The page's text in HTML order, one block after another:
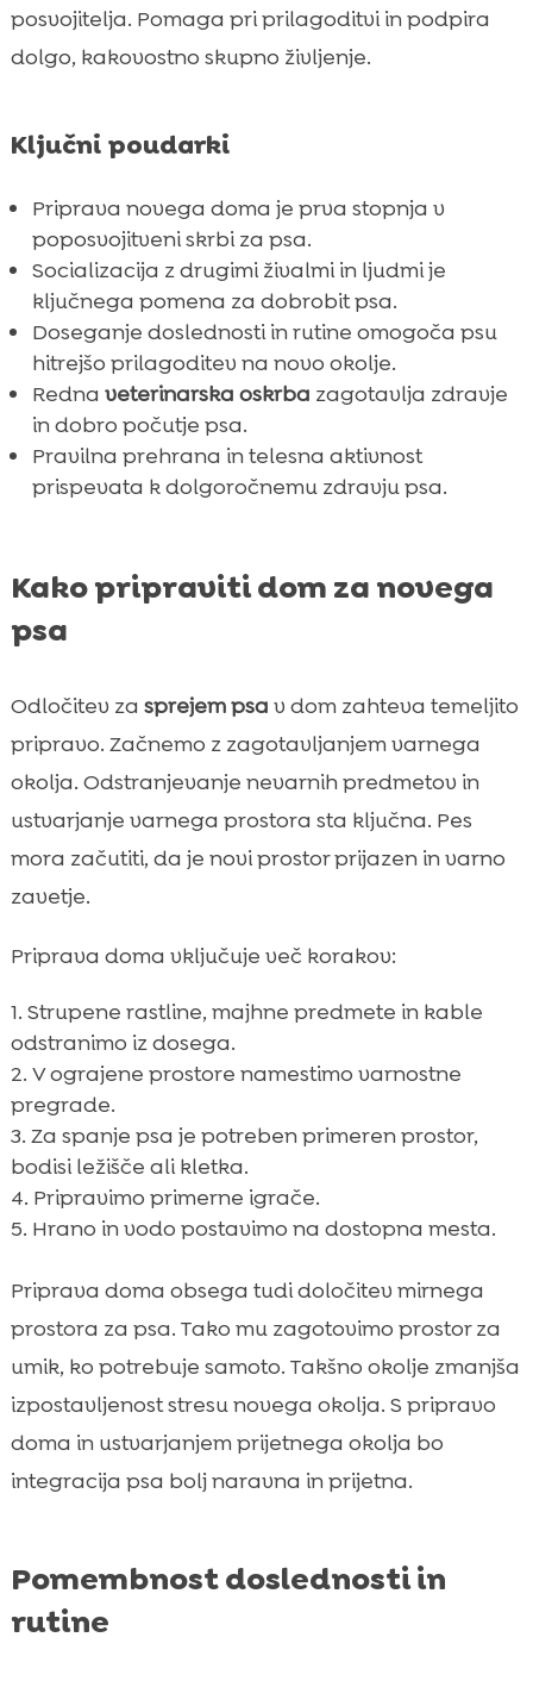
 Razumevanje telesne govorice psa
 Gradnja močne vezi s psom
Prepovedani in nevarni predmeti za psa
 FAQ
posvojitelja. Pomaga pri prilagoditvi in podpira
dolgo, kakovostno skupno življenje.
Ključni poudarki
Priprava novega doma je prva stopnja v
poposvojitveni skrbi za psa.
Socializacija z drugimi živalmi in ljudmi je
ključnega pomena za dobrobit psa.
Doseganje doslednosti in rutine omogoča psu
hitrejšo prilagoditev na novo okolje.
Redna veterinarska oskrba zagotavlja zdravje
in dobro počutje psa.
Pravilna prehrana in telesna aktivnost
prispevata k dolgoročnemu zdravju psa.
Kako pripraviti dom za novega
psa
Odločitev za sprejem psa v dom zahteva temeljito
pripravo. Začnemo z zagotavljanjem varnega
okolja. Odstranjevanje nevarnih predmetov in
ustvarjanje varnega prostora sta ključna. Pes
mora začutiti, da je novi prostor prijazen in varno
zavetje.
Priprava doma vključuje več korakov:
Strupene rastline, majhne predmete in kable
odstranimo iz dosega.
V ograjene prostore namestimo varnostne
pregrade.
Za spanje psa je potreben primeren prostor,
bodisi ležišče ali kletka.
Pripravimo primerne igrače.
Hrano in vodo postavimo na dostopna mesta.
Priprava doma obsega tudi določitev mirnega
prostora za psa. Tako mu zagotovimo prostor za
umik, ko potrebuje samoto. Takšno okolje zmanjša
izpostavljenost stresu novega okolja. S pripravo
doma in ustvarjanjem prijetnega okolja bo
integracija psa bolj naravna in prijetna.
Pomembnost doslednosti in
rutine